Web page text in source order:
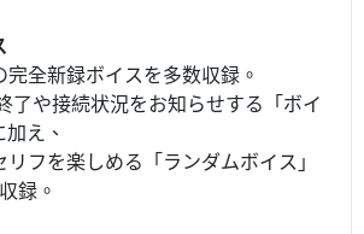
完全新録ボイスを多数収録。
了や接続状況をお知らせする「ボイ
え、
フを楽しめる「ランダムボイス」
録。